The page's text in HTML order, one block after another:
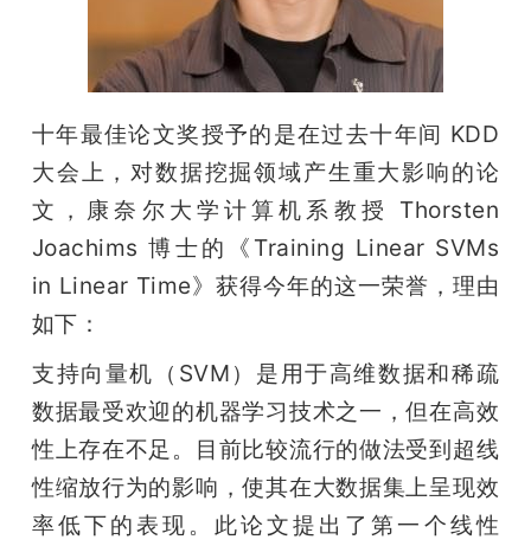
十年最佳论文奖授予的是在过去十年间 KDD
大会上，对数据挖掘领域产生重大影响的论
文，康奈尔大学计算机系教授 Thorsten
Joachims 博士的《Training Linear SVMs
in Linear Time》获得今年的这一荣誉，理由
如下：
支持向量机（SVM）是用于高维数据和稀疏
数据最受欢迎的机器学习技术之一，但在高效
性上存在不足。目前比较流行的做法受到超线
性缩放行为的影响，使其在大数据集上呈现效
率低下的表现。此论文提出了第一个线性